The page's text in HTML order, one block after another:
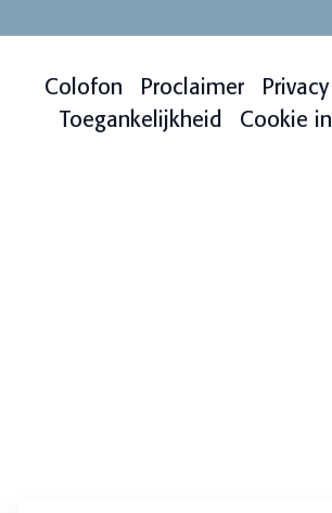
Colofon Proclaimer Privacy
Toegankelijkheid
Cookie